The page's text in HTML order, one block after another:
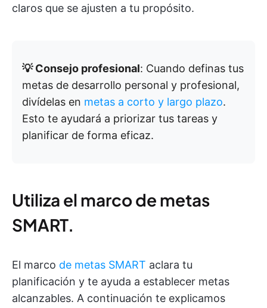
claros que se ajusten a tu propósito.
💡 Consejo profesional: Cuando definas tus
metas de desarrollo personal y profesional,
divídelas en metas a corto y largo plazo.
Esto te ayudará a priorizar tus tareas y
planificar de forma eficaz.
Utiliza el marco de metas
SMART.
El marco de metas SMART aclara tu
planificación y te ayuda a establecer metas
alcanzables. A continuación te explicamos